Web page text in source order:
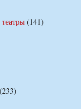
(141)
(233)